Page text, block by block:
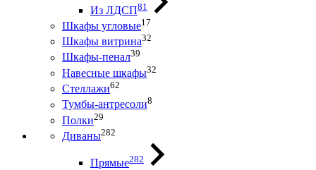
Из ЛДСП81
Шкафы угловые17
Шкафы витрина32
Шкафы-пенал39
Навесные шкафы32
Стеллажи62
Тумбы-антресоли8
Полки29
Диваны282
Прямые282